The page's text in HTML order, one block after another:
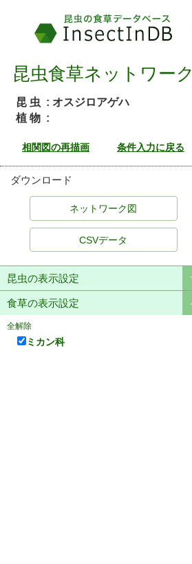
昆虫食草ネットワーク
昆 虫 : オスジロアゲハ
植 物 :
ダウンロード
CSVデータ
昆虫の表示設定
食草の表示設定
全解除
ミカン科